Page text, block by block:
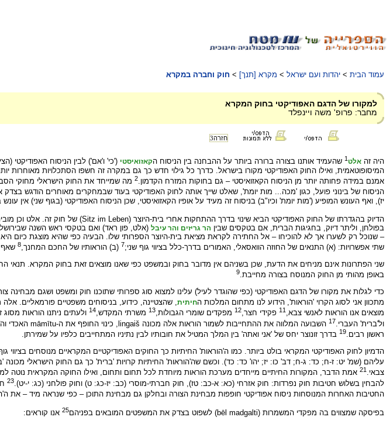
עמוד הבית > יהדות ועם ישראל > מקרא [תנך] > חוק וחברה במקרא
למקורו של הדגם האפודיקטי בחוק המקרא
מחבר: פרופ' משה ויינפלד
חזרה3
היה זה אלט 1 שהעמיד אותנו בצורה ברורה ביותר על ההבחנה בין הניסוח הקאזואיסטי ('כי' ו'אם') לבין הניסוח האפודיקטי
המיסופוטאמית, ואילו החוק האפודיקטי מקורו בישראל. כדרך כל גילוי חדש כך גם במקרה זה חשפו הסתכלויות מאוחרות
אמנם במידה פחותה יותר מן הניסוח הקאזואיסטי – גם בחוקות המזרח הקדמון.2 מה שמייחד את החוק הישראלי מחוקי
הניסוח של בינוני פועל, כגון 'מכה... מות יומת', שאלט שייך אותה לחוק האפודיקטי בעוד שבמחקרים מאוחרים הודגש בצדק
יז), ואף העונש המופיע ('מות יומת' וכיו"ב) בניסוח זה מעיד על אופיו הקאזואיסטי, שכן הניסוח האפודיקטי (בגוף שני) אין עונש
הדיוק בהגדרתו של החוק האפודיקטי הביא שינוי בדרך ההתחקות אחרי בית-היוצר (Sitz im Leben) של חוק זה. אלט וכן מובינקל לפניו
בפולחן, וליתר דיוק, בחגיגות הברית, אם בטקסים שבין הר גריזים והר עיבל (אלט, פון ראד) ואם בטקסי ראש השנה
– שנוכל רק לשערו אך לא להוכיחו – אל החתירה לקראת מציאת בית-היוצר הספרותי שלו. הבעיה כפי שהיא מוצגת כיום
שתי אפשרויות: (א) התנאים של החוזה הוואסאלי, האמורים בדרך-כלל בציווי גוף שני;7 (ב) הוראותיו של החכם המחנך,8 שאף
שני הפתרונות אינם מניחים את הדעת, שכן בשניהם אין מדובר בחוק ובמשפט כפי שאנו מוצאים זאת בחוק המקרא. תנאי
באופן מהותי מן החוק המנוסח בצורה מחייבת.9
כדי לגלות את מקורו של הדגם האפודיקטי (כפי שהוגדר לעיל) עלינו למצוא סוג ספרותי שתוכנו חוק ומשפט ושגם
מתכוון אני לסוג הקרוי 'הוראות', הידוע לנו מתחום המלכות החיתית, שהצטיינה, כידוע, בניסוחים משפטיים פורמאליים.
מוצאים אנו הוראות לאנשי צבא, 11 פקידי חצר,12 מפקדים שומרי הגבולות,13 משרתי המקדש,14 ולעתים ניתנו הוראות מסוג
ול'ברית' העברי.17 השבועה המלווה את ההתחייבות לשמור הוראות אלה מכונה lingaiš, כינוי החופף את ה-māmītu האכדי וה'אלה' העברי.
ראשון רבים.19 בדרך זונוצר יחס של 'אני ואתה' בין המלך המטיל את חובותיו לבין נתיניו המתחייבים כלפיו על שמירתן.
הדמיון לחוק האפודיקטי המקראי בולט ביותר. כמו ה'הוראות' החיתיות כך החוקים האפודיקטיים המקראיים מנוסחים
עליהם (שמ' יט: ז-ח; כד: ג-ח; דב' כו: יז; יהו' כד: כד). וכשם שה'הוראות' החיתיות קרויות 'ברית' כך גם החוק הישראלי מכונה
צבאי.21 אמת הדבר, המקורות החיתיים מייחדים מערכת הוראות מיוחדת לכל תחום ותחום, ואילו החוקה המקראית נוטה
להבחין בשלוש חטיבות חוק נפרדות: חוק אזרחי (כא: א-כב: טז), חוק חברתי-מוסרי (כב: יז-כג: ט) וחוק פולחני (כג: י-יט).23
החטיבות האחרות המנוסחות ניסוח אפודיקטי חופפות מבחינת הצורה ובחלקן גם מבחינת התוכן – כפי שנראה מיד –
בפיסקה שמצווים בה מפקדי המשמרות (bēl madgalti) לשפוט בצדק את המשפטים המובאים בפניהם 25 אנו קוראים: